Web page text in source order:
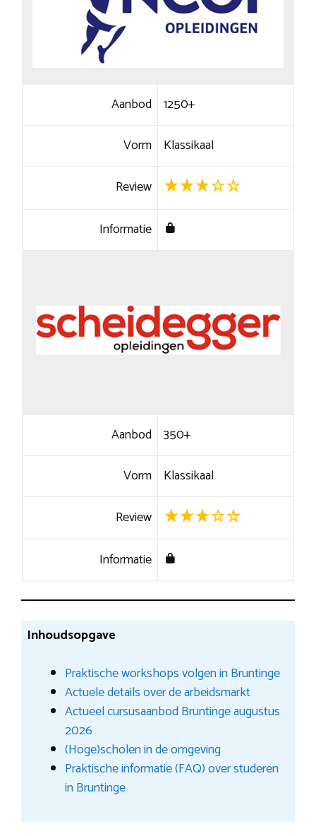
Aanbod 1250+
Vorm Klassikaal
Review
Informatie
Aanbod 350+
Vorm Klassikaal
Review
Informatie
Inhoudsopgave
Praktische workshops volgen in Bruntinge
Actuele details over de arbeidsmarkt
Actueel cursusaanbod Bruntinge augustus
2026
(Hoge)scholen in de omgeving
Praktische informatie (FAQ) over studeren
in Bruntinge